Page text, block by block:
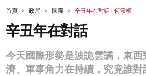
財經
生活
商業
首頁 政局 國際 辛丑年在對話 | 何漢權
辛丑年在對話
今天國際形勢是波詭雲譎，東
濟、軍事角力在持續，究竟誰對